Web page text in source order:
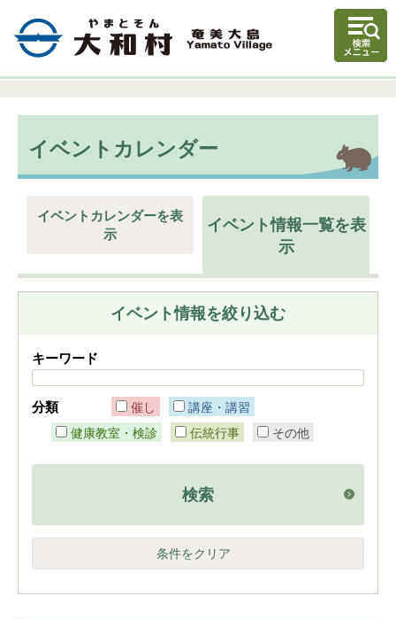
イベントカレンダー
イベントカレンダーを表
示
イベント情報一覧を表
示
イベント情報を絞り込む
キーワード
分類 催し
講座・講習
健康教室・検診
伝統行事 その他
検索
条件をクリア